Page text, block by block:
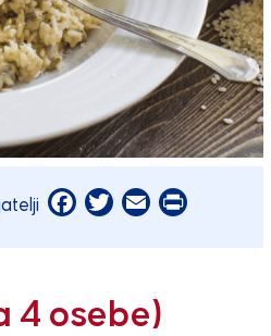
Facebook
Twitter
EmailPrint
4 osebe)